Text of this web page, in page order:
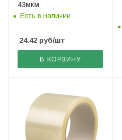
43мкм
Есть в наличии
24.42 руб/шт
В КОРЗИНУ